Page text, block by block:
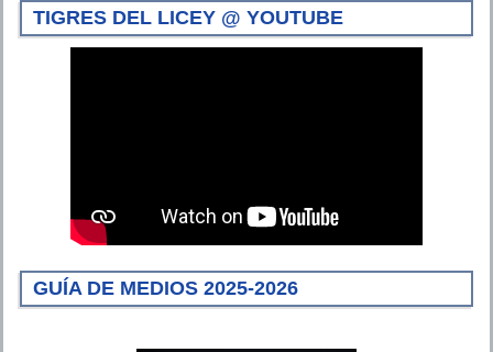
TIGRES DEL LICEY @ YOUTUBE
GUÍA DE MEDIOS 2025-2026